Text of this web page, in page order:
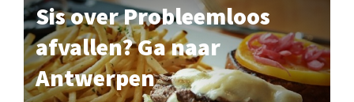
Sis over Probleemloos
afvallen? Ga naar
Antwerpen